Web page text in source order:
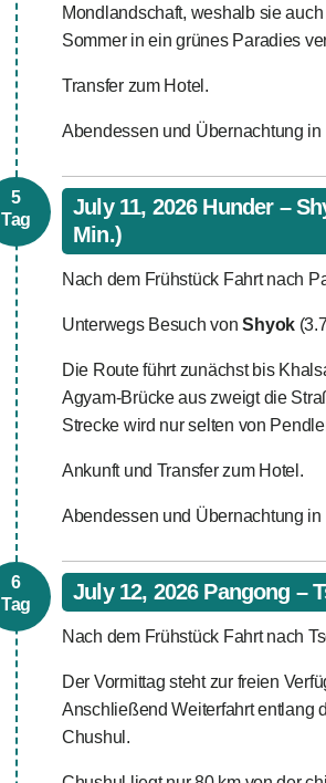
Mondlandschaft, weshalb sie
Sommer in ein grünes Paradies
Transfer zum Hotel.
Abendessen und Übernachtung in
5
Tag
July 11, 2026 Hunder –
Min.)
Nach dem Frühstück Fahrt nach
Unterwegs Besuch vonShyok
Die Route führt zunächst bis
Agyam-Brücke aus zweigt die
Strecke wird nur selten von
Ankunft und Transfer zum Hotel.
Abendessen und Übernachtung in
6
Tag
July 12, 2026 Pangong –
Nach dem Frühstück Fahrt nach
Der Vormittag steht zur freien
Anschließend Weiterfahrt entlang
Chushul.